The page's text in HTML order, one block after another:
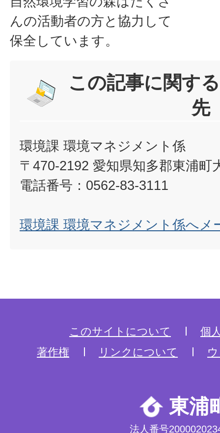
んの活動者の方と協力して
保全しています。
この記事に関す
先
環境課 環境マネジメント係
〒470-2192 愛知県知多郡東浦町
電話番号：0562-83-3111
環境課 環境マネジメント係へメ
このサイトについて
個
著作権
リンクについて
東浦
法人番号